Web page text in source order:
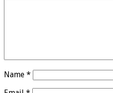
Name *